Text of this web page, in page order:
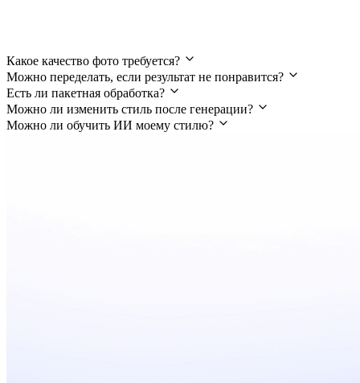
Какое качество фото требуется?
Можно переделать, если результат не понравится?
Есть ли пакетная обработка?
Можно ли изменить стиль после генерации?
Можно ли обучить ИИ моему стилю?